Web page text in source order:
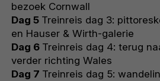
bezoek Cornwall
Dag 5 Treinreis dag 3:
en Hauser & Wirth-galerie
Dag 6 Treinreis dag 4: terug
verder richting Wales
Dag 7 Treinreis dag 5: